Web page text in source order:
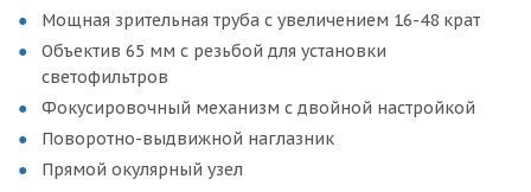
Мощная зрительная труба с увеличением 16-48 крат
Объектив 65 мм с резьбой для установки
светофильтров
Фокусировочный механизм с двойной настройкой
Поворотно-выдвижной наглазник
Прямой окулярный узел